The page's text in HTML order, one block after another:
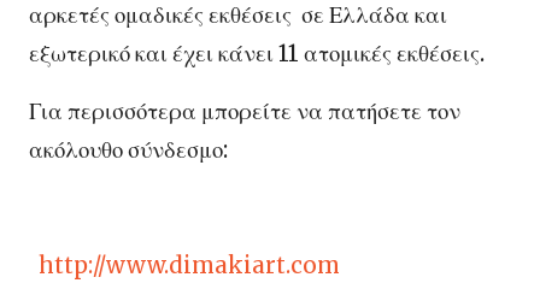
αρκετές ομαδικές εκθέσεις σε Ελλάδα και
εξωτερικό και έχει κάνει 11 ατομικές εκθέσεις.
Για περισσότερα μπορείτε να πατήσετε τον
ακόλουθο σύνδεσμο:
http://www.dimakiart.com